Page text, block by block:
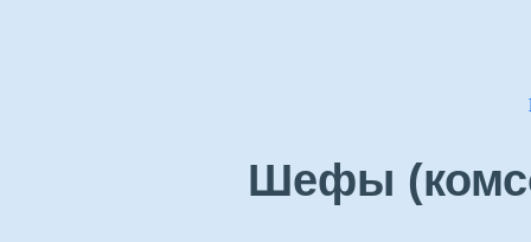
Шефы